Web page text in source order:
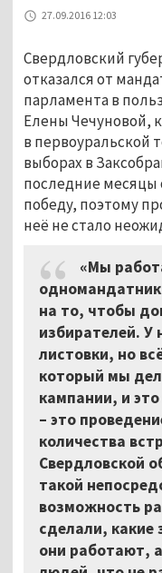
27.09.2016 12:03
Свердловский
отказался от
парламента в
Елены Чечуновой,
в первоуральской
выборах в
последние месяцы
победу, поэтому
неё не стало
«Мы
на то, чтобы
избирателей. У
листовки, но
который мы
кампании, и
– это
количества
Свердловской
такой
возможность
сделали,
они работают,